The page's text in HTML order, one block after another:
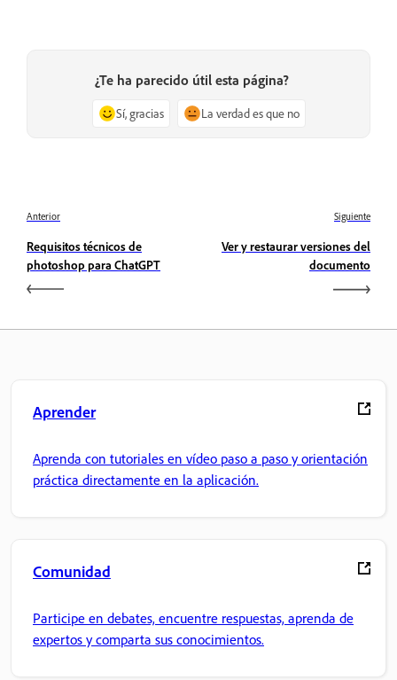
¿Te ha parecido útil esta página?
Sí, gracias La verdad es que no
Anterior
Requisitos técnicos de
photoshop para ChatGPT
Siguiente
Ver y restaurar versiones del
documento
Aprender
Aprenda con tutoriales en vídeo paso a paso y orientación
práctica directamente en la aplicación.
Comunidad
Participe en debates, encuentre respuestas, aprenda de
expertos y comparta sus conocimientos.